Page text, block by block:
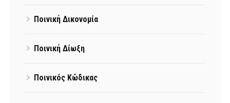
Ποινική Δικονομία
Ποινική Δίωξη
Ποινικός Κώδικας